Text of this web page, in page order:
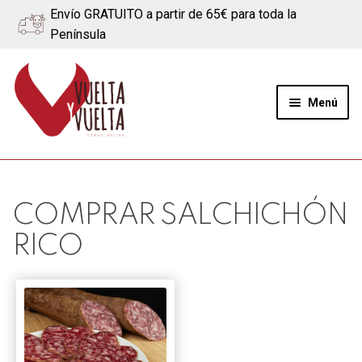
Envío GRATUITO a partir de 65€ para toda la
Península
Ir
a
navegación
Ir
al
contenido
Menú
Quiénes somos
hijo
Ternera
Cerdo
Quesos
Blog
COMPRAR SALCHICHÓN
RICO